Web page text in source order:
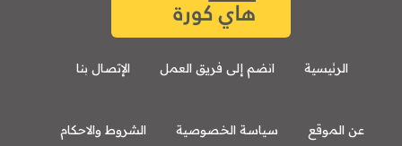
الرئيسية انضم إلى فريق العمل الإتصال بنا
عن الموقع سياسة الخصوصية الشروط والاحكام